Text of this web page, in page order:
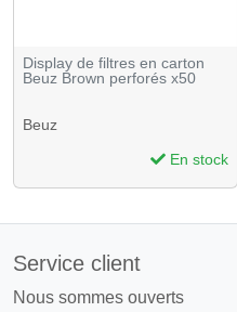
Display de filtres en carton
Beuz Brown perforés x50
Beuz
En stock
Service client
Nous sommes ouverts